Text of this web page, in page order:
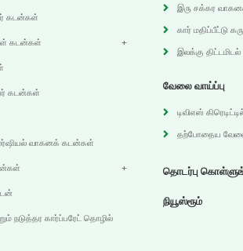
கடன்கள்
கடன்கள்
கடன்கள்
வாகனக் கடன்கள்
நடுத்தர கார்ப்பரேட் தொழில்
இரு சக்கர
கார் மதிப்பீட்டு
இலக்கு திட்டமிடல்
வேலை வாய்ப்பு
டிவிஎஸ்
தற்போதைய
தொடர்பு
நியூஸ்ரூம்